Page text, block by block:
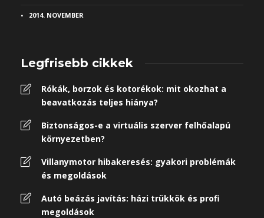
2014. NOVEMBER
Legfrisebb cikkek
Rókák, borzok és kotorékok: mit okozhat a
beavatkozás teljes hiánya?
Biztonságos-e a virtuális szerver felhőalapú
környezetben?
Villanymotor hibakeresés: gyakori problémák
és megoldások
Autó beázás javítás: házi trükkök és profi
megoldások